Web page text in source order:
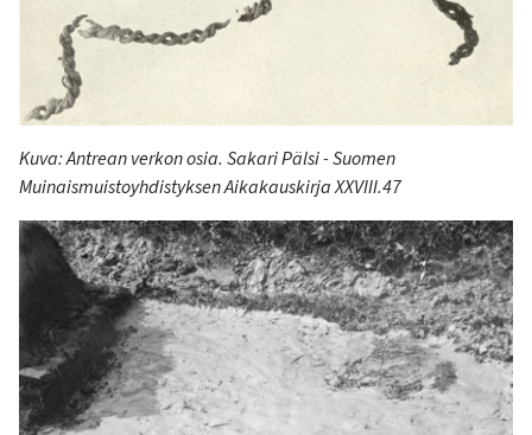
Kuva:Antreanverkon osia. Sakari Pälsi - Suomen
Muinaismuistoyhdistyksen Aikakauskirja XXVIII.47